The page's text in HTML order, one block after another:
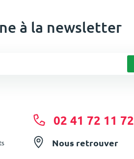
à la newsletter
02 41 72 11 72
Nous retrouver